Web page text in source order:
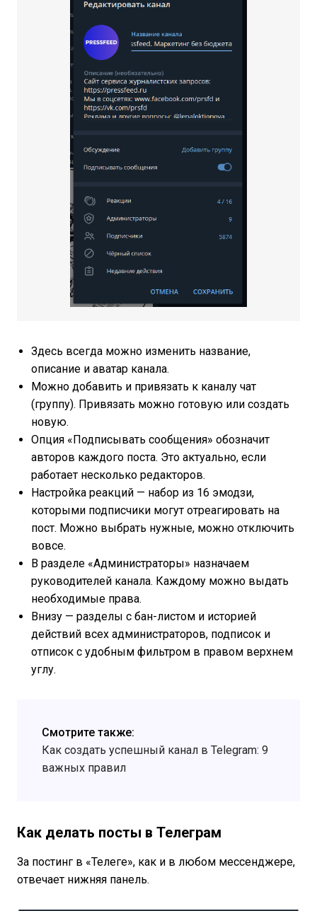
Здесь всегда можно изменить название,
описание и аватар канала.
Можно добавить и привязать к каналу чат
(группу). Привязать можно готовую или создать
новую.
Опция «Подписывать сообщения» обозначит
авторов каждого поста. Это актуально, если
работает несколько редакторов.
Настройка реакций — набор из 16 эмодзи,
которыми подписчики могут отреагировать на
пост. Можно выбрать нужные, можно отключить
вовсе.
В разделе «Администраторы» назначаем
руководителей канала. Каждому можно выдать
необходимые права.
Внизу — разделы с бан-листом и историей
действий всех администраторов, подписок и
отписок с удобным фильтром в правом верхнем
углу.
Смотрите также:
Как создать успешный канал в Telegram: 9
важных правил
Как делать посты в Телеграм
За постинг в «Телеге», как и в любом мессенджере,
отвечает нижняя панель.